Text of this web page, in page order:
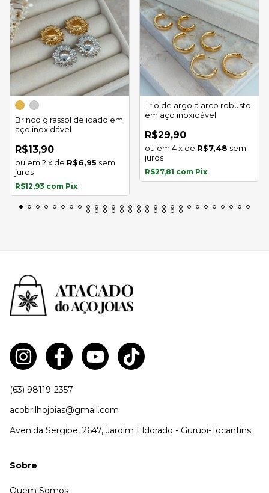
Brinco girassol delicado em
aço inoxidável
R$13,90
2 x de R$6,95 sem
juros
R$12,93 com Pix
Trio de argola arco robusto
em aço inoxidável
R$29,90
4x de R$7,48 sem
juros
R$27,81 com Pix
(63) 98119-2357
acobrilhojoias@gmail.com
Avenida Sergipe, 2647, Jardim Eldorado - Gurupi-Tocantins
Sobre
Quem Somos